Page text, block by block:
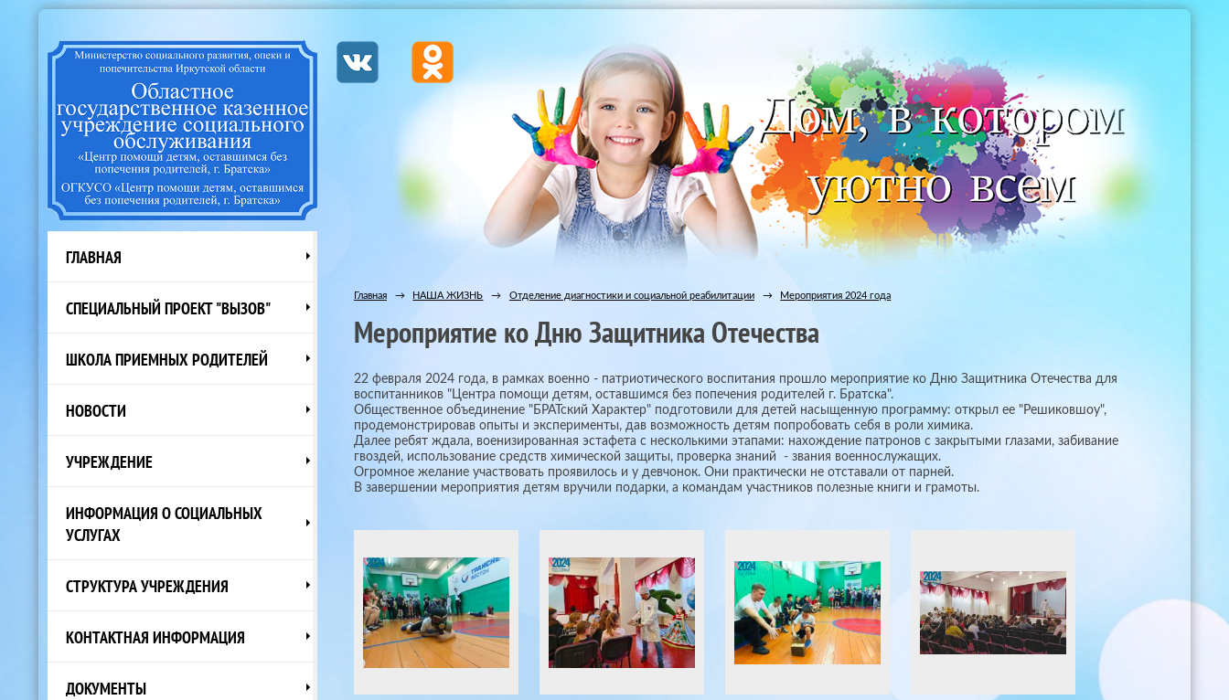
ГЛАВНАЯ
СПЕЦИАЛЬНЫЙ ПРОЕКТ "ВЫЗОВ"
ШКОЛА ПРИЕМНЫХ РОДИТЕЛЕЙ
НОВОСТИ
УЧРЕЖДЕНИЕ
ИНФОРМАЦИЯ О СОЦИАЛЬНЫХ
УСЛУГАХ
СТРУКТУРА УЧРЕЖДЕНИЯ
КОНТАКТНАЯ ИНФОРМАЦИЯ
ДОКУМЕНТЫ
Главная → НАША ЖИЗНЬ → Отделение диагностики и социальной реабилитации → Мероприятия 2024 года
Мероприятие ко Дню Защитника Отечества
22 февраля 2024 года, в рамках военно - патриотического воспитания прошло мероприятие ко Дню Защитника Отечества для
воспитанников "Центра помощи детям, оставшимся без попечения родителей г. Братска".
Общественное объединение "БРАТский Характер" подготовили для детей насыщенную программу: открыл ее "Решиковшоу",
продемонстрировав опыты и эксперименты, дав возможность детям попробовать себя в роли химика.
Далее ребят ждала, военизированная эстафета с несколькими этапами: нахождение патронов с закрытыми глазами, забивание
гвоздей, использование средств химической защиты, проверка знаний - звания военнослужащих.
Огромное желание участвовать проявилось и у девчонок. Они практически не отставали от парней.
В завершении мероприятия детям вручили подарки, а командам участников полезные книги и грамоты.